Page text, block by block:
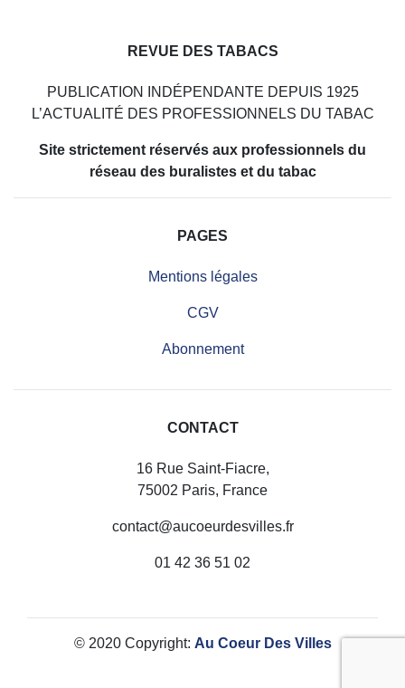
REVUE DES TABACS
PUBLICATION INDÉPENDANTE DEPUIS 1925
L’ACTUALITÉ DES PROFESSIONNELS DU TABAC
Site strictement réservés aux professionnels du
réseau des buralistes et du tabac
PAGES
Mentions légales
CGV
Abonnement
CONTACT
16 Rue Saint-Fiacre,
75002 Paris, France
contact@aucoeurdesvilles.fr
01 42 36 51 02
© 2020 Copyright: Au Coeur Des Villes